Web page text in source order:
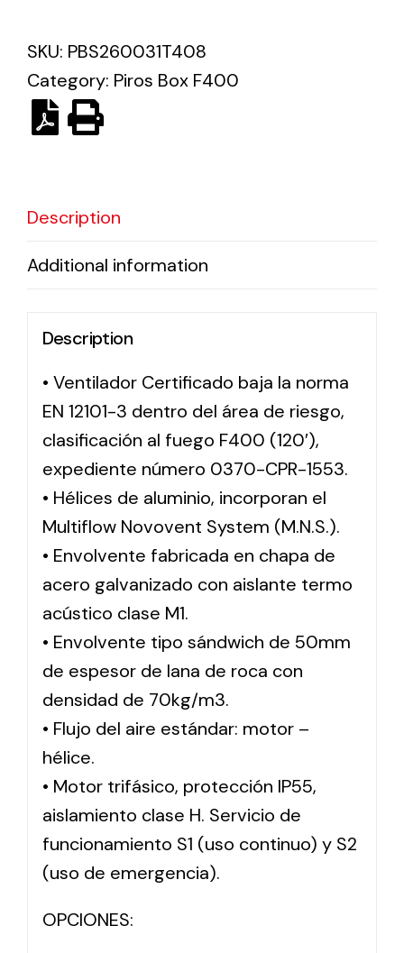
Solar lighting
Variety of solar solutions for all kinds of needs.
SKU: PBS260031T408
Category: Piros Box F400
Description
Additional information
Description
• Ventilador Certificado baja la norma
EN 12101-3 dentro del área de riesgo,
clasificación al fuego F400 (120′),
expediente número 0370-CPR-1553.
• Hélices de aluminio, incorporan el
Multiflow Novovent System (M.N.S.).
• Envolvente fabricada en chapa de
acero galvanizado con aislante termo
acústico clase M1.
• Envolvente tipo sándwich de 50mm
de espesor de lana de roca con
densidad de 70kg/m3.
• Flujo del aire estándar: motor –
hélice.
• Motor trifásico, protección IP55,
aislamiento clase H. Servicio de
funcionamiento S1 (uso continuo) y S2
(uso de emergencia).
OPCIONES: